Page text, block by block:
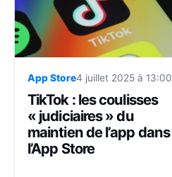
App Store4 juillet 2025 à 13:00
TikTok : les coulisses
« judiciaires » du
maintien de l’app dans
l’App Store